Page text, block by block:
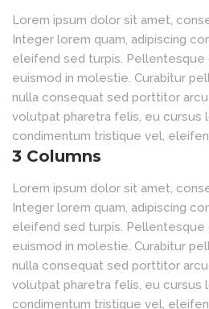
Lorem ipsum dolor sit amet,
Integer lorem quam, adipiscing
eleifend sed turpis. Pellentesque
euismod in molestie. Curabitur
nulla consequat sed porttitor
volutpat pharetra felis, eu cursus
condimentum tristique vel,
3 Columns
Lorem ipsum dolor sit amet,
Integer lorem quam, adipiscing
eleifend sed turpis. Pellentesque
euismod in molestie. Curabitur
nulla consequat sed porttitor
volutpat pharetra felis, eu cursus
condimentum tristique vel,